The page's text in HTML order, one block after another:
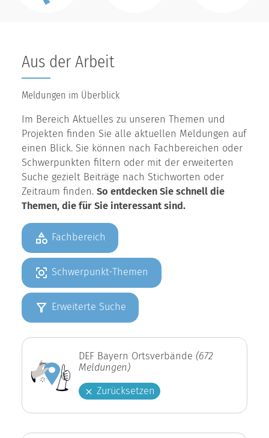
Aus der Arbeit
Meldungen im Überblick
Im Bereich Aktuelles zu unseren Themen und
Projekten finden Sie alle aktuellen Meldungen auf
einen Blick. Sie können nach Fachbereichen oder
Schwerpunkten filtern oder mit der erweiterten
Suche gezielt Beiträge nach Stichworten oder
Zeitraum finden. So entdecken Sie schnell die
Themen, die für Sie interessant sind.
Fachbereich
Schwerpunkt-Themen
Erweiterte Suche
DEF Bayern Ortsverbände (672
Meldungen)
Zurücksetzen